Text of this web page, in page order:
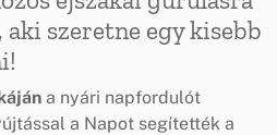
szeretne egy kisebb
a nyári napfordulót
a Napot segítették a